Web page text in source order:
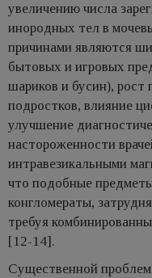
увеличению числа
инородных тел в
причинами являются
бытовых и игровых
шариков и бусин), рост
подростков, влияние
улучшение
настороженности
интравезикальными
что подобные
конгломераты,
требуя
[12-14].
Существенной